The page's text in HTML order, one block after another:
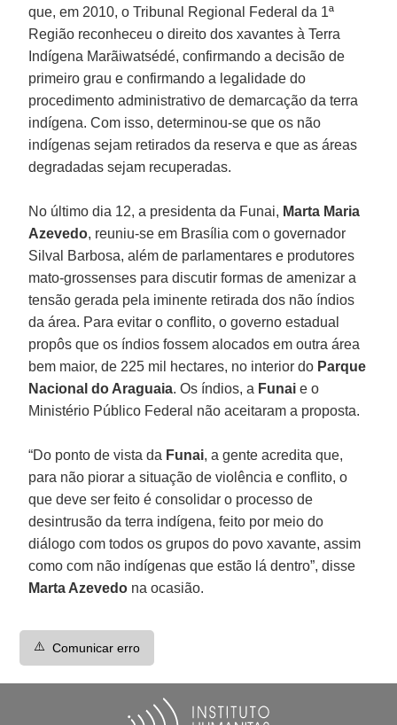
que, em 2010, o Tribunal Regional Federal da 1ª
Região reconheceu o direito dos xavantes à Terra
Indígena Marãiwatsédé, confirmando a decisão de
primeiro grau e confirmando a legalidade do
procedimento administrativo de demarcação da terra
indígena. Com isso, determinou-se que os não
indígenas sejam retirados da reserva e que as áreas
degradadas sejam recuperadas.
No último dia 12, a presidenta da Funai, Marta Maria
Azevedo, reuniu-se em Brasília com o governador
Silval Barbosa, além de parlamentares e produtores
mato-grossenses para discutir formas de amenizar a
tensão gerada pela iminente retirada dos não índios
da área. Para evitar o conflito, o governo estadual
propôs que os índios fossem alocados em outra área
bem maior, de 225 mil hectares, no interior do Parque
Nacional do Araguaia. Os índios, a Funaie o
Ministério Público Federal não aceitaram a proposta.
“Do ponto de vista da Funai, a gente acredita que,
para não piorar a situação de violência e conflito, o
que deve ser feito é consolidar o processo de
desintrusão da terra indígena, feito por meio do
diálogo com todos os grupos do povo xavante, assim
como com não indígenas que estão lá dentro”, disse
Marta Azevedo na ocasião.
⚠️ Comunicar erro